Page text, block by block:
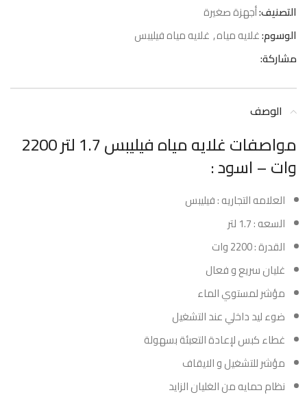
التصنيف:أجهزة صغيرة
الوسوم:غلايه مياه, غلايه مياه فيليبس
مشاركة:
الوصف
مواصفات غلايه مياه فيليبس 1.7 لتر 2200
وات – اسود :
العلامه التجاريه : فيليبس
السعه : 1.7 لتر
القدرة : 2200 وات
غليان سريع و فعال
مؤشر لمستوي الماء
ضوء ليد داخلي عند التشغيل
غطاء كبس لإعادة التعبئة بسهولة
مؤشر للتشغيل و الايقاف
نظام حمايه من الغليان الزايد